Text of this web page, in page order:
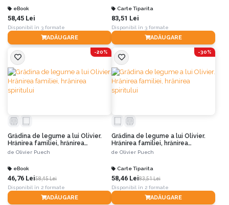
eBook
58,45 Lei
Disponibil în 3 formate
ADĂUGARE
Carte Tiparita
83,51 Lei
Disponibil în 3 formate
ADĂUGARE
-20%
Grădina de legume a lui Olivier.
Hrănirea familiei, hrănirea
spiritului
de Olivier Puech
eBook
46,76 Lei58,45 Lei
Disponibil în 2 formate
ADĂUGARE
-30%
Grădina de legume a lui Olivier.
Hrănirea familiei, hrănirea
spiritului
de Olivier Puech
Carte Tiparita
58,46 Lei83,51 Lei
Disponibil în 2 formate
ADĂUGARE